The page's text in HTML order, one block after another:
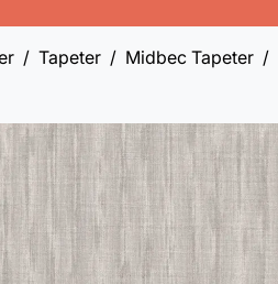
Tapeter Midbec Tapeter